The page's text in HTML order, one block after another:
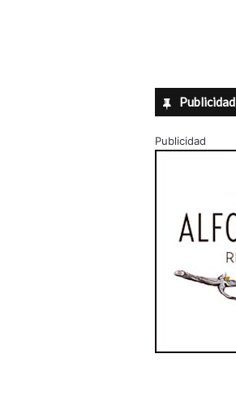
Publicidad
Publicidad